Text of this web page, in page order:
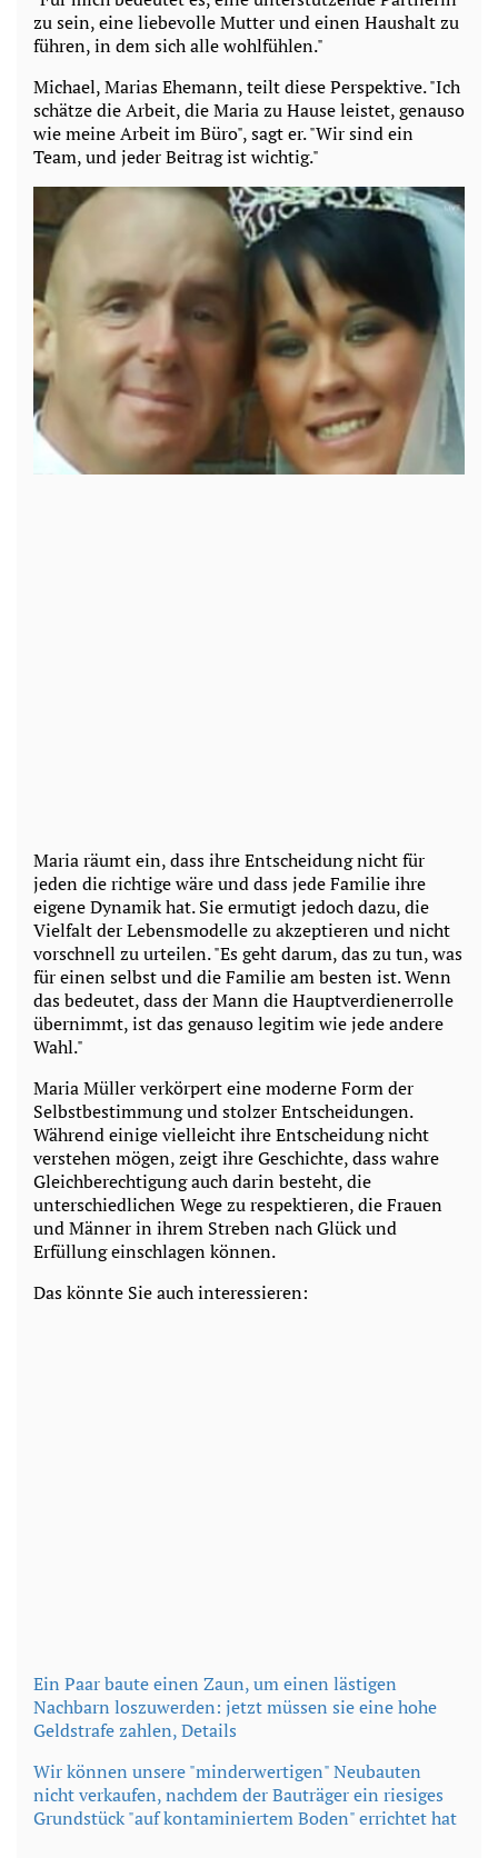
zu sein, eine liebevolle Mutter und einen Haushalt zu
führen, in dem sich alle wohlfühlen."
Michael, Marias Ehemann, teilt diese Perspektive. "Ich
schätze die Arbeit, die Maria zu Hause leistet, genauso
wie meine Arbeit im Büro", sagt er. "Wir sind ein
Team, und jeder Beitrag ist wichtig."
Maria räumt ein, dass ihre Entscheidung nicht für
jeden die richtige wäre und dass jede Familie ihre
eigene Dynamik hat. Sie ermutigt jedoch dazu, die
Vielfalt der Lebensmodelle zu akzeptieren und nicht
vorschnell zu urteilen. "Es geht darum, das zu tun, was
für einen selbst und die Familie am besten ist. Wenn
das bedeutet, dass der Mann die Hauptverdienerrolle
übernimmt, ist das genauso legitim wie jede andere
Wahl."
Maria Müller verkörpert eine moderne Form der
Selbstbestimmung und stolzer Entscheidungen.
Während einige vielleicht ihre Entscheidung nicht
verstehen mögen, zeigt ihre Geschichte, dass wahre
Gleichberechtigung auch darin besteht, die
unterschiedlichen Wege zu respektieren, die Frauen
und Männer in ihrem Streben nach Glück und
Erfüllung einschlagen können.
Das könnte Sie auch interessieren:
Ein Paar baute einen Zaun, um einen lästigen
Nachbarn loszuwerden: jetzt müssen sie eine hohe
Geldstrafe zahlen, Details
Wir können unsere "minderwertigen" Neubauten
nicht verkaufen, nachdem der Bauträger ein riesiges
Grundstück "auf kontaminiertem Boden" errichtet hat